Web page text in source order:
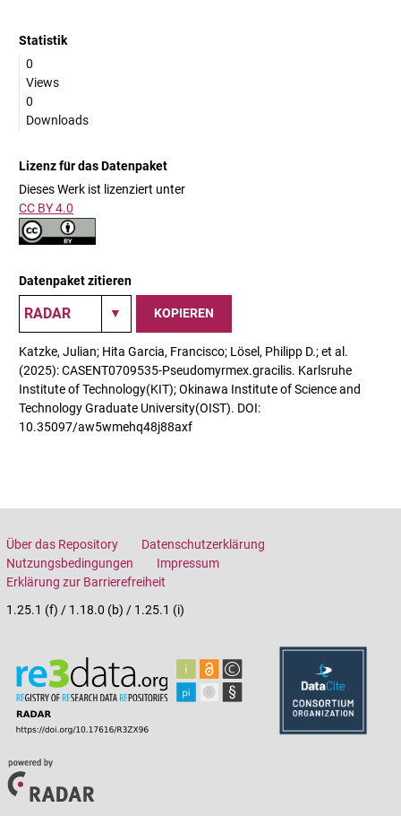
Statistik
0
Views
0
Downloads
Lizenz für das Datenpaket
Dieses Werk ist lizenziert unter
CC BY 4.0
Datenpaket zitieren
KOPIEREN
Katzke, Julian; Hita Garcia, Francisco; Lösel, Philipp D.; et al.
(2025): CASENT0709535-Pseudomyrmex.gracilis. Karlsruhe
Institute of Technology(KIT); Okinawa Institute of Science and
Technology Graduate University(OIST). DOI:
10.35097/aw5wmehq48j88axf
Über das Repository
Datenschutzerklärung
Nutzungsbedingungen
Impressum
Erklärung zur Barrierefreiheit
1.25.1 (f) / 1.18.0 (b) / 1.25.1 (i)